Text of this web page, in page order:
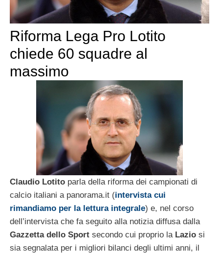
Riforma Lega Pro Lotito
chiede 60 squadre al
massimo
Claudio Lotito parla della riforma dei campionati di
calcio italiani a panorama.it (intervista cui
rimandiamo per la lettura integrale) e, nel corso
dell’intervista che fa seguito alla notizia diffusa dalla
Gazzetta dello Sport secondo cui proprio la Lazio si
sia segnalata per i migliori bilanci degli ultimi anni, il